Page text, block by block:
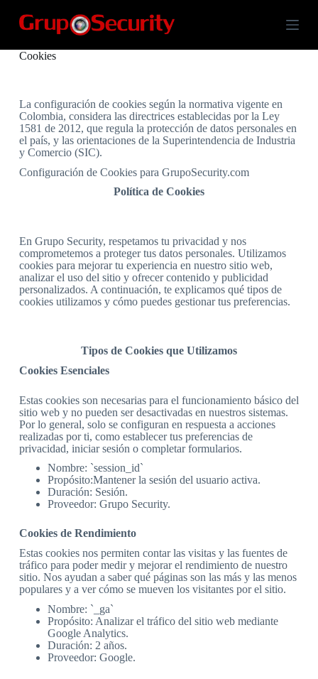
k
p
o
n
n
Cookies
La configuración de cookies según la normativa vigente en
Colombia, considera las directrices establecidas por la Ley
1581 de 2012, que regula la protección de datos personales en
el país, y las orientaciones de la Superintendencia de Industria
y Comercio (SIC).
Configuración de Cookies para GrupoSecurity.com
Política de Cookies
En Grupo Security, respetamos tu privacidad y nos
comprometemos a proteger tus datos personales. Utilizamos
cookies para mejorar tu experiencia en nuestro sitio web,
analizar el uso del sitio y ofrecer contenido y publicidad
personalizados. A continuación, te explicamos qué tipos de
cookies utilizamos y cómo puedes gestionar tus preferencias.
Tipos de Cookies que Utilizamos
Cookies Esenciales
Estas cookies son necesarias para el funcionamiento básico del
sitio web y no pueden ser desactivadas en nuestros sistemas.
Por lo general, solo se configuran en respuesta a acciones
realizadas por ti, como establecer tus preferencias de
privacidad, iniciar sesión o completar formularios.
Nombre: `session_id`
Propósito:Mantener la sesión del usuario activa.
Duración: Sesión.
Proveedor: Grupo Security.
Cookies de Rendimiento
Estas cookies nos permiten contar las visitas y las fuentes de
tráfico para poder medir y mejorar el rendimiento de nuestro
sitio. Nos ayudan a saber qué páginas son las más y las menos
populares y a ver cómo se mueven los visitantes por el sitio.
Nombre: `_ga`
Propósito: Analizar el tráfico del sitio web mediante
Google Analytics.
Duración: 2 años.
Proveedor: Google.